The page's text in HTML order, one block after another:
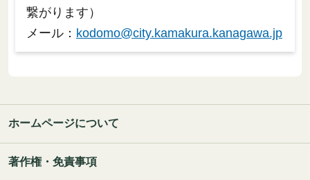
繋がります）
メール： kodomo@city.kamakura.kanagawa.jp
ホームページについて
著作権・免責事項